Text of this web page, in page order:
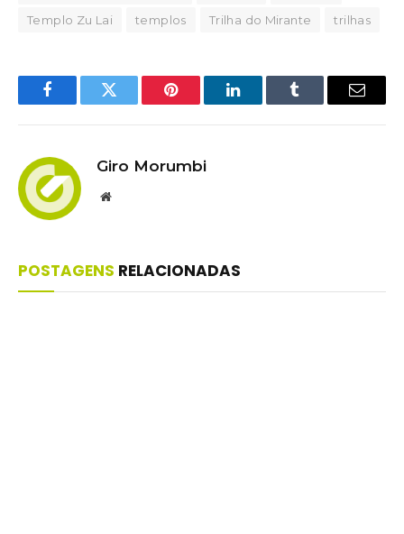
Templo Zu Lai
templos Trilha do Mirante trilhas
FacebookTwitter Pinterest LinkedInTumblr Email
Giro Morumbi
Website
POSTAGENS RELACIONADAS